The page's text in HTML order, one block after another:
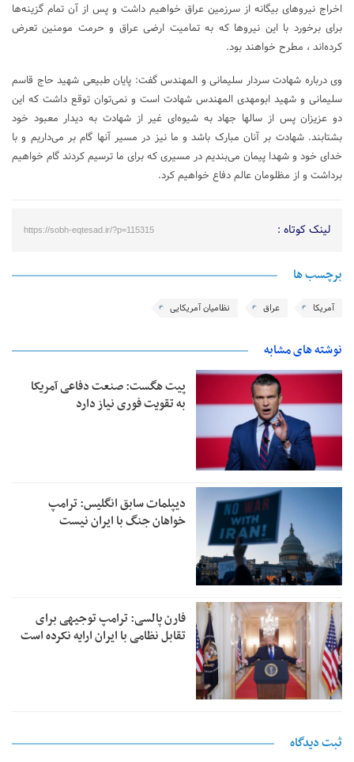
اخراج نیروهای بیگانه از سرزمین عراق خواهیم داشت و پس از آن تمام گزینه‌ها
برای برخورد با این نیروها که به تمامیت ارضی عراق و حرمت مومنین تعرض
کرده‌اند ، مطرح خواهند بود.
وی درباره شهادت سردار سلیمانی و المهندس گفت: پایان طبیعی شهید حاج قاسم
سلیمانی و شهید ابومهدی المهندس شهادت است و نمی‌توان توقع داشت که این
دو عزیزان پس از سالها جهاد به شیوه‌ای غیر از شهادت به دیدار معبود خود
بشتابند. شهادت بر آنان مبارک باشد و ما نیز در مسیر آنها گام بر می‌داریم و با
خدای خود و شهدا پیمان می‌بندیم در مسیری که برای ما ترسیم کردند گام خواهیم
برداشت و از مظلومان عالم دفاع خواهیم کرد.
لینک کوتاه : https://sobh-eqtesad.ir/?p=115315
برچسب ها
آمریکا عراق نظامیان آمریکایی
نوشته های مشابه
پیت هگست: صنعت دفاعی آمریکا
به تقویت فوری نیاز دارد
دیپلمات سابق انگلیس:‌ ترامپ
خواهان جنگ با ایران نیست
فارن پالسی: ترامپ توجیهی برای
تقابل نظامی با ایران ارایه نکرده است
ثبت دیدگاه